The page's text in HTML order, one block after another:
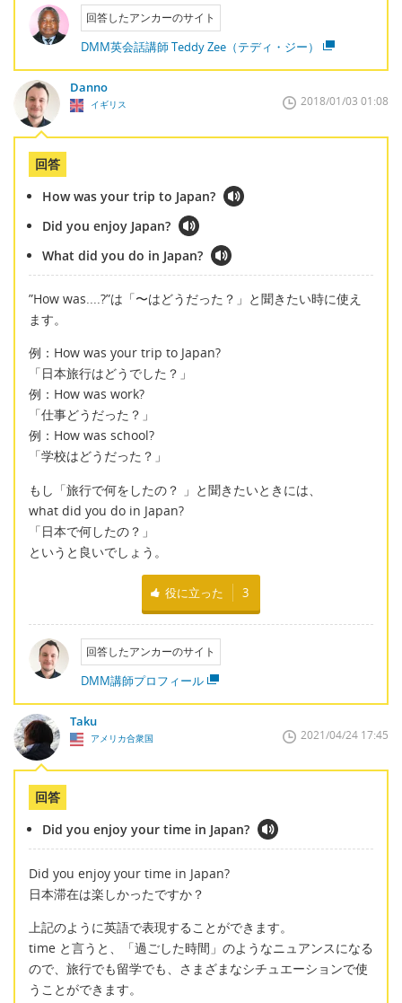
回答したアンカーのサイト
DMM英会話講師 Teddy Zee（テディ・ジー）
Danno
イギリス 2018/01/03 01:08
回答
How was your trip to Japan?
Did you enjoy Japan?
What did you do in Japan?
”How was....?”は「〜はどうだった？」と聞きたい時に使え
ます。
例：How was your trip to Japan?
「日本旅行はどうでした？」
例：How was work?
「仕事どうだった？」
例：How was school?
「学校はどうだった？」
もし「旅行で何をしたの？ 」と聞きたいときには、
what did you do in Japan?
「日本で何したの？」
というと良いでしょう。
役に立った 3
回答したアンカーのサイト
DMM講師プロフィール
Taku
アメリカ合衆国 2021/04/24 17:45
回答
Did you enjoy your time in Japan?
Did you enjoy your time in Japan?
日本滞在は楽しかったですか？
上記のように英語で表現することができます。
time と言うと、「過ごした時間」のようなニュアンスになる
ので、旅行でも留学でも、さまざまなシチュエーションで使
うことができます。